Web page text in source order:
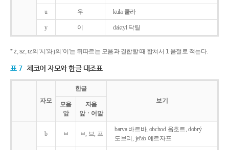
u 우 kula 쿨라
y 이 daktyl 닥틸
* ż, sz, rz의 '시'와 j의 '이'는 뒤따르는 모음과 결합할 때 합쳐서 1 음절로 적는다.
표 7 체코어 자모와 한글 대조표
자모
한글
보기
모음
앞
자음
앞ㆍ어말
b ㅂ ㅂ, 브, 프
barva 바르바, obchod 옵호트, dobrý
도브리, jeřab 예르자프